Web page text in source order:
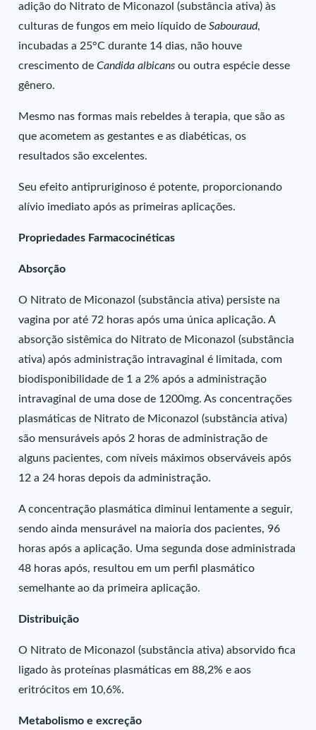
adição do Nitrato de Miconazol (substância ativa) às
culturas de fungos em meio líquido deSabouraud,
incubadas a 25°C durante 14 dias, não houve
crescimento de Candida albicans ou outra espécie desse
gênero.
Mesmo nas formas mais rebeldes à terapia, que são as
que acometem as gestantes e as diabéticas, os
resultados são excelentes.
Seu efeito antipruriginoso é potente, proporcionando
alívio imediato após as primeiras aplicações.
Propriedades Farmacocinéticas
Absorção
O Nitrato de Miconazol (substância ativa) persiste na
vagina por até 72 horas após uma única aplicação. A
absorção sistêmica do Nitrato de Miconazol (substância
ativa) após administração intravaginal é limitada, com
biodisponibilidade de 1 a 2% após a administração
intravaginal de uma dose de 1200mg. As concentrações
plasmáticas de Nitrato de Miconazol (substância ativa)
são mensuráveis após 2 horas de administração de
alguns pacientes, com níveis máximos observáveis após
12 a 24 horas depois da administração.
A concentração plasmática diminui lentamente a seguir,
sendo ainda mensurável na maioria dos pacientes, 96
horas após a aplicação. Uma segunda dose administrada
48 horas após, resultou em um perfil plasmático
semelhante ao da primeira aplicação.
Distribuição
O Nitrato de Miconazol (substância ativa) absorvido fica
ligado às proteínas plasmáticas em 88,2% e aos
eritrócitos em 10,6%.
Metabolismo e excreção